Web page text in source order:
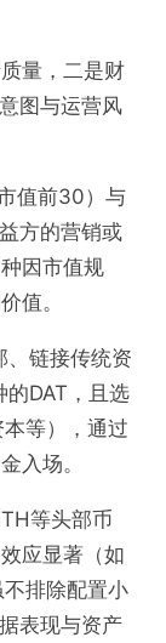
量，二是财
图与运营风
值前30）与
方的营销或
因市值规
值。
、链接传统资
的DAT，且选
等），通过
入场。
等头部币
应显著（如
排除配置小
表现与资产